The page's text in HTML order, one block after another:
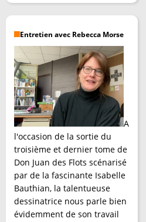
Entretien avec Rebecca Morse
A
l'occasion de la sortie du
troisième et dernier tome de
Don Juan des Flots scénarisé
par de la fascinante Isabelle
Bauthian, la talentueuse
dessinatrice nous parle bien
évidemment de son travail